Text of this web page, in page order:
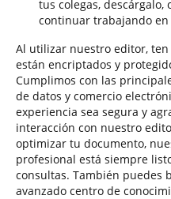
tus colegas,
continuar trabajando en
Al utilizar nuestro editor,
están encriptados y
Cumplimos con las
de datos y comercio
experiencia sea segura y
interacción con nuestro
optimizar tu documento,
profesional está siempre
consultas. También puedes
avanzado centro de